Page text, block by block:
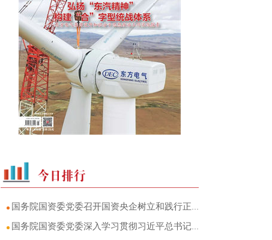
国务院国资委党委召开国资央企树立和践行正确政绩观学习教育工作专班座谈会
国务院国资委党委深入学习贯彻习近平总书记关于统计工作的重要论述